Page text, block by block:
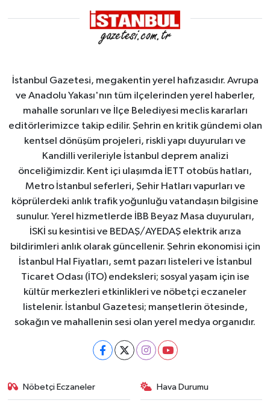
İstanbul Gazetesi, megakentin yerel hafızasıdır. Avrupa
ve Anadolu Yakası'nın tüm ilçelerinden yerel haberler,
mahalle sorunları ve İlçe Belediyesi meclis kararları
editörlerimizce takip edilir. Şehrin en kritik gündemi olan
kentsel dönüşüm projeleri, riskli yapı duyuruları ve
Kandilli verileriyle İstanbul deprem analizi
önceliğimizdir. Kent içi ulaşımda İETT otobüs hatları,
Metro İstanbul seferleri, Şehir Hatları vapurları ve
köprülerdeki anlık trafik yoğunluğu vatandaşın bilgisine
sunulur. Yerel hizmetlerde İBB Beyaz Masa duyuruları,
İSKİ su kesintisi ve BEDAŞ/AYEDAŞ elektrik arıza
bildirimleri anlık olarak güncellenir. Şehrin ekonomisi için
İstanbul Hal Fiyatları, semt pazarı listeleri ve İstanbul
Ticaret Odası (İTO) endeksleri; sosyal yaşam için ise
kültür merkezleri etkinlikleri ve nöbetçi eczaneler
listelenir. İstanbul Gazetesi; manşetlerin ötesinde,
sokağın ve mahallenin sesi olan yerel medya organıdır.
Nöbetçi Eczaneler Hava Durumu